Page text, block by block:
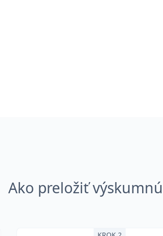
Ako preložiť